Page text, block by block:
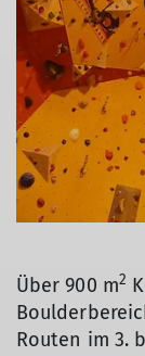
Über 900 m2
Routen im 3.